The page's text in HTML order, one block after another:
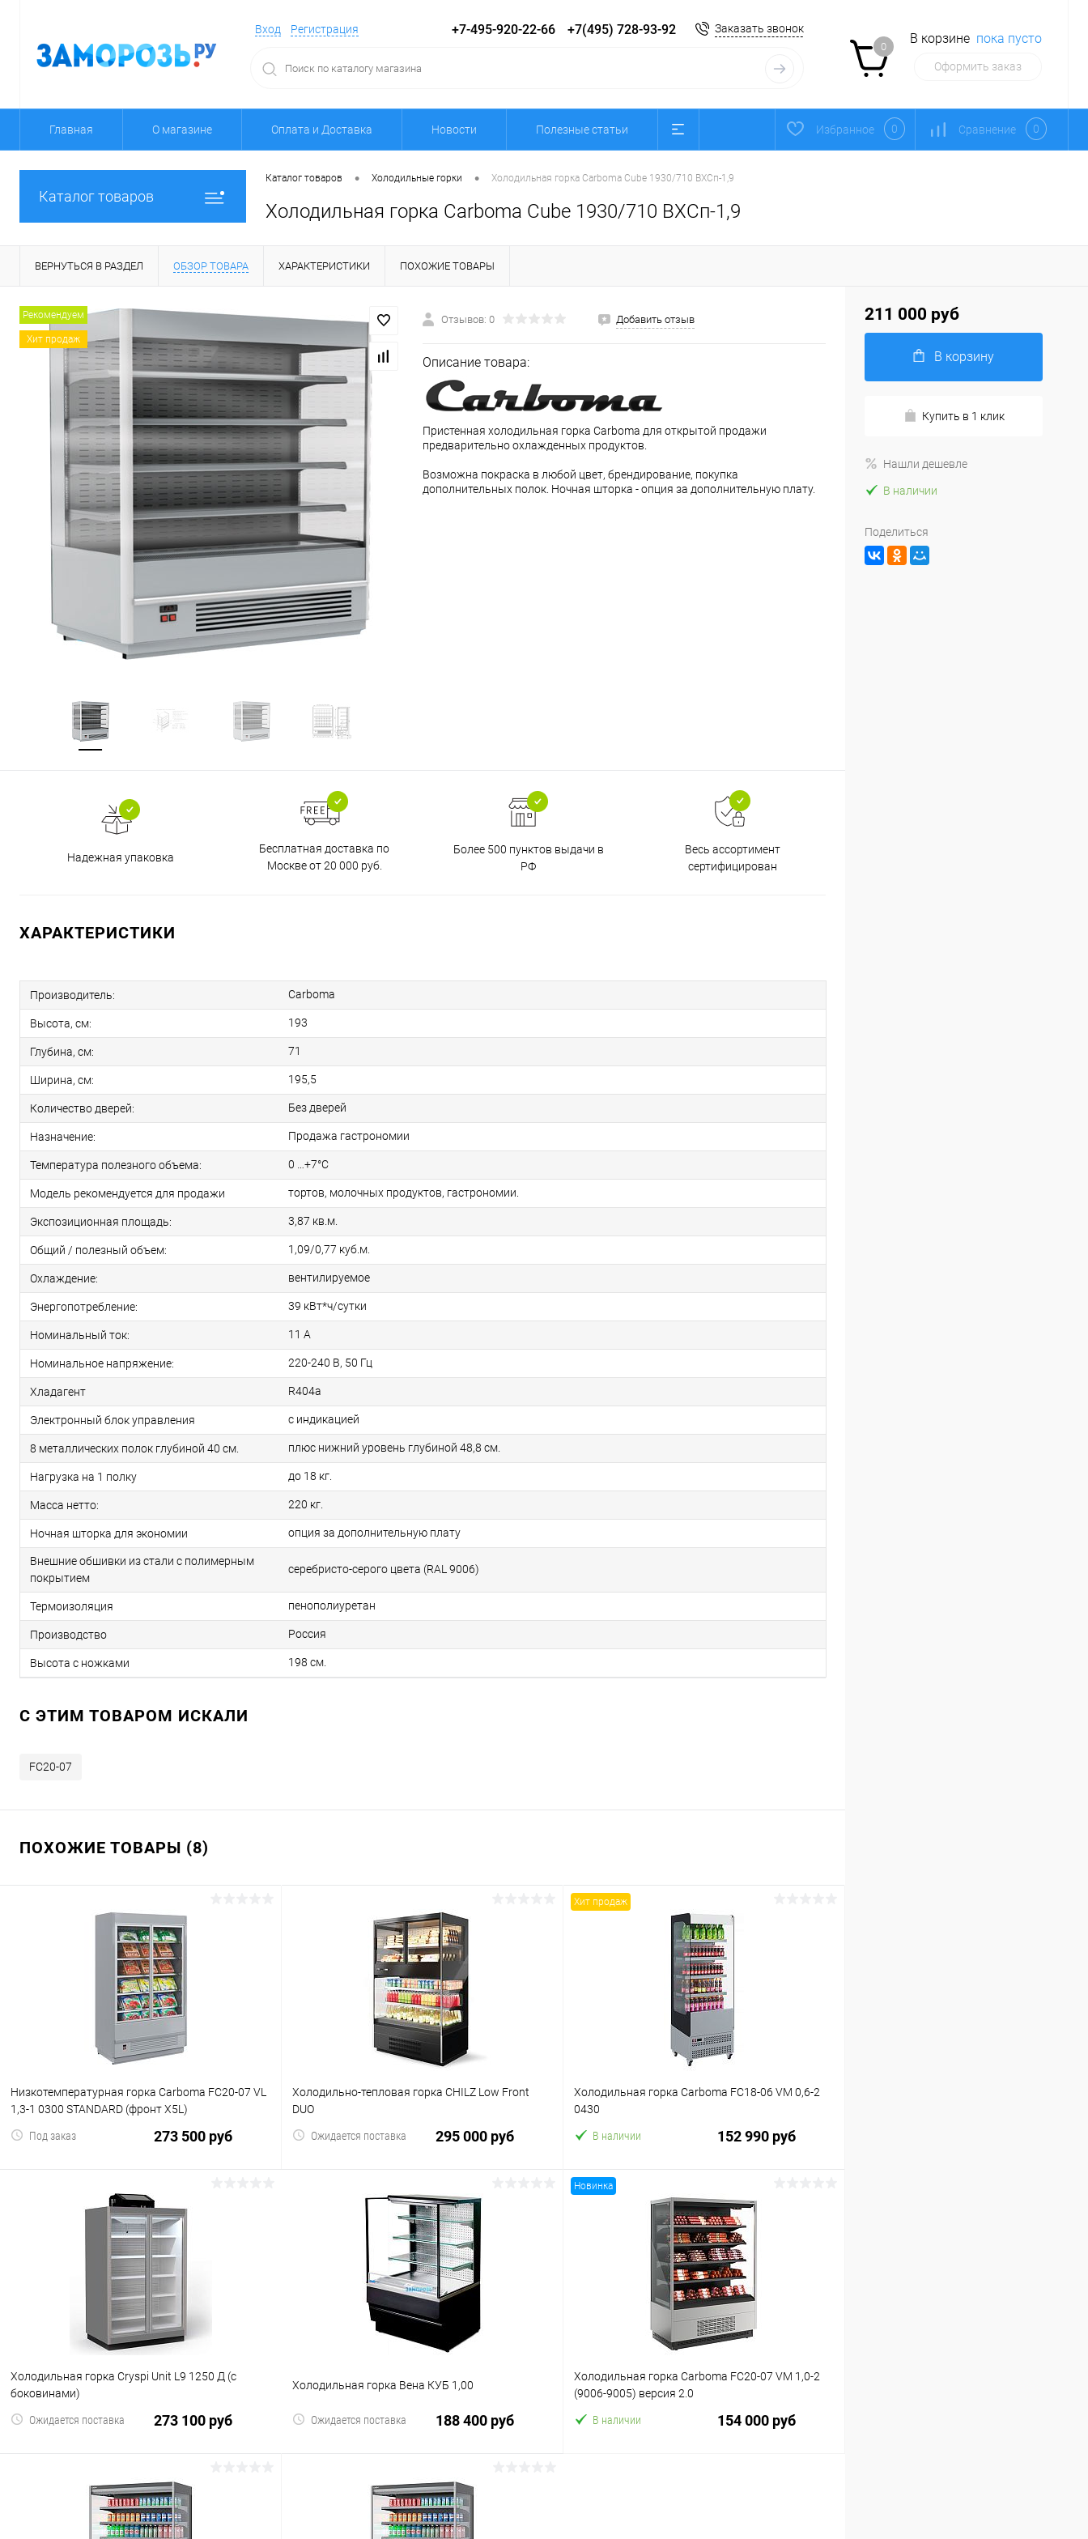
Вход Регистрация +7-495-920-22-66 +7(495) 728-93-92 Заказать звонок
0
В корзине пока пусто
Оформить заказ
Главная О магазине Оплата и Доставка Новости Полезные статьи Избранное 0 Сравнение 0
Каталог товаров
Каталог товаров • Холодильные горки • Холодильная горка Carboma Cube 1930/710 ВХСп-1,9
Холодильная горка Carboma Cube 1930/710 ВХСп-1,9
ВЕРНУТЬСЯ В РАЗДЕЛ ОБЗОР ТОВАРА ХАРАКТЕРИСТИКИ ПОХОЖИЕ ТОВАРЫ
Рекомендуем
Хит продаж
Отзывов: 0 Добавить отзыв
Описание товара:
Пристенная холодильная горка Carboma для открытой продажи
предварительно охлажденных продуктов.
Возможна покраска в любой цвет, брендирование, покупка
дополнительных полок. Ночная шторка - опция за дополнительную плату.
Надежная упаковка
Бесплатная доставка по
Москве от 20 000 руб.
Более 500 пунктов выдачи в
РФ
Весь ассортимент
сертифицирован
ХАРАКТЕРИСТИКИ
Производитель: Carboma
Высота, см: 193
Глубина, см: 71
Ширина, см: 195,5
Количество дверей: Без дверей
Назначение: Продажа гастрономии
Температура полезного объема: 0 …+7°C
Модель рекомендуется для продажи тортов, молочных продуктов, гастрономии.
Экспозиционная площадь: 3,87 кв.м.
Общий / полезный объем: 1,09/0,77 куб.м.
Охлаждение: вентилируемое
Энергопотребление: 39 кВт*ч/сутки
Номинальный ток: 11 А
Номинальное напряжение: 220-240 В, 50 Гц
Хладагент R404a
Электронный блок управления с индикацией
8 металлических полок глубиной 40 см. плюс нижний уровень глубиной 48,8 см.
Нагрузка на 1 полку до 18 кг.
Масса нетто: 220 кг.
Ночная шторка для экономии опция за дополнительную плату
Внешние обшивки из стали с полимерным
покрытием
серебристо-серого цвета (RAL 9006)
Термоизоляция пенополиуретан
Производство Россия
Высота с ножками 198 см.
C ЭТИМ ТОВАРОМ ИСКАЛИ
FC20-07
ПОХОЖИЕ ТОВАРЫ (8)
Низкотемпературная горка Carboma FC20-07 VL
1,3-1 0300 STANDARD (фронт X5L)
Под заказ 273 500 руб
В корзину
Сравнение
Холодильно-тепловая горка CHILZ Low Front
DUO
Ожидается поставка 295 000 руб
В корзину
Купить в 1 клик Сравнение
В избранное
Хит продаж
Холодильная горка Carboma FC18-06 VM 0,6-2
0430
В наличии 152 990 руб
В корзину
Купить в 1 клик Сравнение
Холодильная горка Cryspi Unit L9 1250 Д (с
боковинами)
Ожидается поставка 273 100 руб
В корзину
Купить в 1 клик Сравнение
Холодильная горка Вена КУБ 1,00
Ожидается поставка 188 400 руб
В корзину
Купить в 1 клик Сравнение
Новинка
Холодильная горка Carboma FC20-07 VM 1,0-2
(9006-9005) версия 2.0
В наличии 154 000 руб
211 000 руб
В корзину
Купить в 1 клик
Нашли дешевле
В наличии
Поделиться